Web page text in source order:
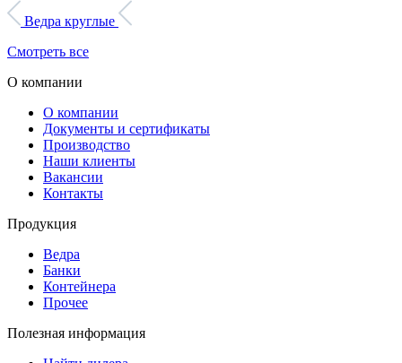
Ведра круглые
Смотреть все
О компании
О компании
Документы и сертификаты
Производство
Наши клиенты
Вакансии
Контакты
Продукция
Ведра
Банки
Контейнера
Прочее
Полезная информация